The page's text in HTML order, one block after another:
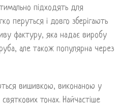
підходять для
перуться і довго зберігають
фактуру, яка надає виробу
але також популярна через
вишивкою, виконаною у
тонах. Найчастіше